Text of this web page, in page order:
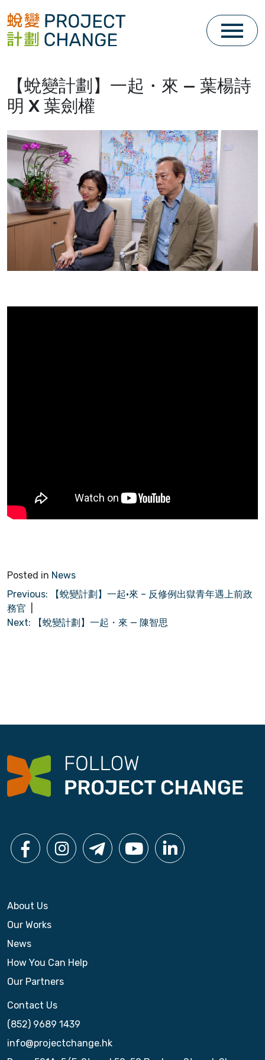
Skip
to
【蛻變計劃】一起・來 — 葉楊詩
明 X 葉劍權
Posted in News
P
o
s
i
a
t
i
Previous:
【蛻變計劃】一起•來 – 反修例出獄青年遇上前政
務官
Next:
【蛻變計劃】一起・來 — 陳智思
About Us
Our Works
News
How You Can Help
Our Partners
Contact Us
(852) 9689 1439
info@projectchange.hk